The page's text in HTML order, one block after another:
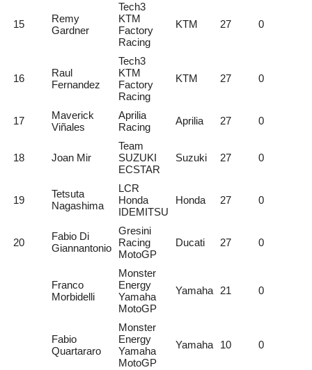
15
Remy
Gardner
Tech3
KTM
Factory
Racing
KTM 27 0
16
Raul
Fernandez
Tech3
KTM
Factory
Racing
KTM 27 0
17
Maverick
Viñales
Aprilia
Racing
Aprilia 27 0
18 Joan Mir
Team
SUZUKI
ECSTAR
Suzuki 27 0
19
Tetsuta
Nagashima
LCR
Honda
IDEMITSU
Honda 27 0
20
Fabio Di
Giannantonio
Gresini
Racing
MotoGP
Ducati 27 0
Franco
Morbidelli
Monster
Energy
Yamaha
MotoGP
Yamaha 21 0
Fabio
Quartararo
Monster
Energy
Yamaha
MotoGP
Yamaha 10 0